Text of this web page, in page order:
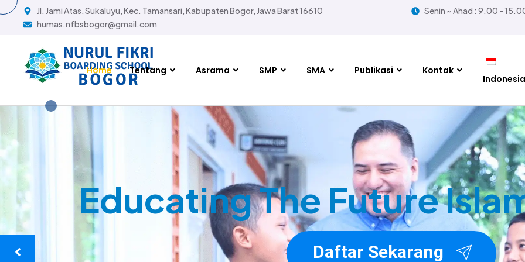
Jl. Jami Atas, Sukaluyu, Kec. Tamansari, Kabupaten Bogor, Jawa Barat 16610
humas.nfbsbogor@gmail.com
Senin ~ Ahad : 9.00 -
Home Tentang Asrama SMP SMA Publikasi Kontak
Educating The Future
Daftar Sekarang
Daftar Sekarang